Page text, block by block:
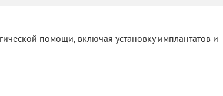
помощи, включая установку имплантатов и